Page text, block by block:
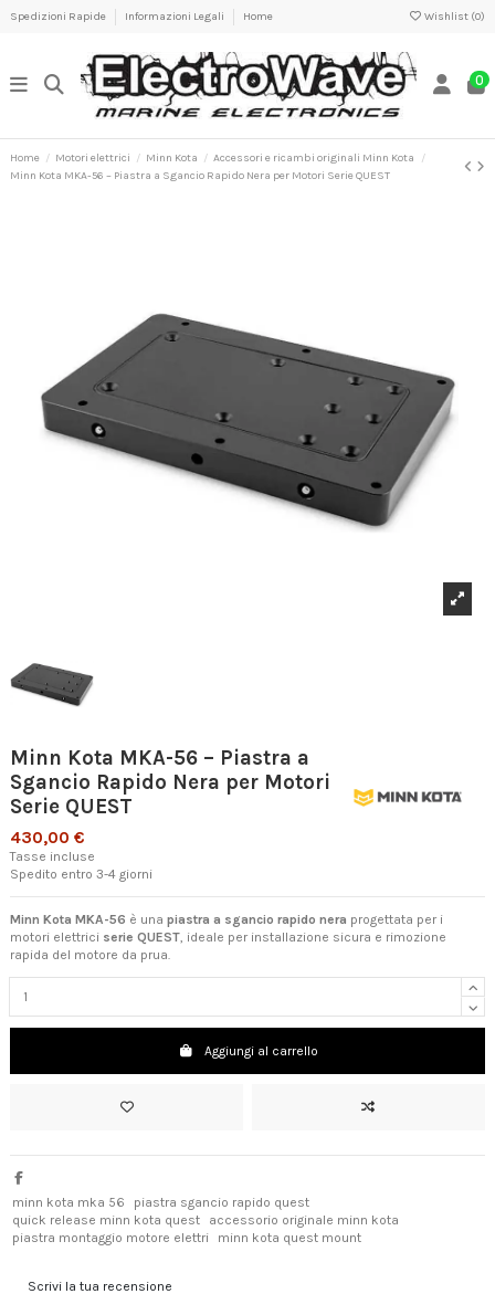
Spedizioni Rapide Informazioni Legali Home Wishlist (0)
0
Home Motori elettrici Minn Kota
Accessori e ricambi originali Minn Kota
Minn Kota MKA-56 – Piastra a Sgancio Rapido Nera per Motori Serie QUEST
Minn Kota MKA-56 – Piastra a
Sgancio Rapido Nera per Motori
Serie QUEST
430,00 €
Tasse incluse
Spedito entro 3-4 giorni
Minn Kota MKA-56 è una piastra a sgancio rapido nera progettata per i
motori elettrici serie QUEST, ideale per installazione sicura e rimozione
rapida del motore da prua.
Aggiungi al carrello
minn kota mka 56
piastra sgancio rapido quest
quick release minn kota quest
accessorio originale minn kota
piastra montaggio motore elettri
minn kota quest mount
Scrivi la tua recensione